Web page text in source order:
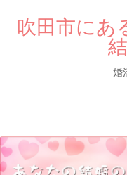
吹田市にあ
婚
to
content